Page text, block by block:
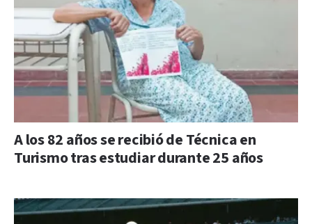
A los 82 años se recibió de Técnica en
Turismo tras estudiar durante 25 años